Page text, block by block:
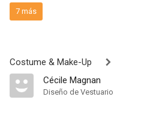
7 más
Costume & Make-Up
Cécile Magnan
Diseño de Vestuario